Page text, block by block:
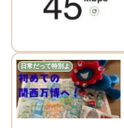
日常だって特別よ